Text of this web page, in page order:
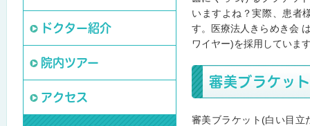
ドクター紹介
院内ツアー
アクセス
いますよね？実際、患者
す。医療法人きらめき会
ワイヤー)を採用していま
審美ブラケッ
審美ブラケット(白い目立